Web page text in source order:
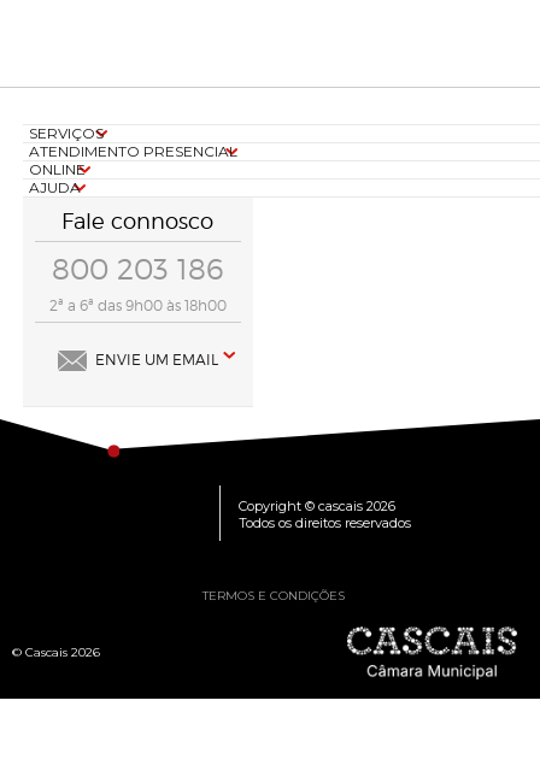
SERVIÇOS
ATENDIMENTO PRESENCIAL
ONLINE
AJUDA
Fale connosco
800 203 186
2ª a 6ª das 9h00 às 18h00
ENVIE UM EMAIL
Copyright © cascais 2026
Todos os direitos reservados
TERMOS E CONDIÇÕES
© Cascais 2026